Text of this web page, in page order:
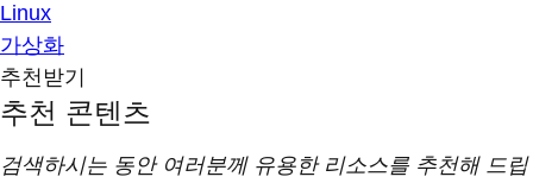
Linux
가상화
추천받기
추천 콘텐츠
검색하시는 동안 여러분께 유용한 리소스를 추천해 드립